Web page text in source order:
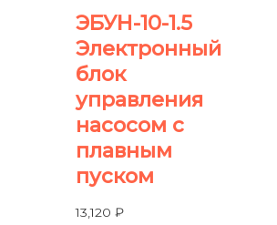
ЭБУН-10-1.5
Электронный
блок
управления
насосом с
плавным
пуском
13,120 ₽